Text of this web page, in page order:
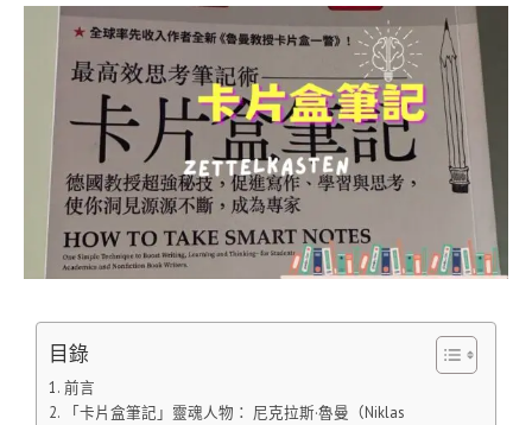
目錄
前言
「卡片盒筆記」靈魂人物： 尼克拉斯·魯曼（Niklas